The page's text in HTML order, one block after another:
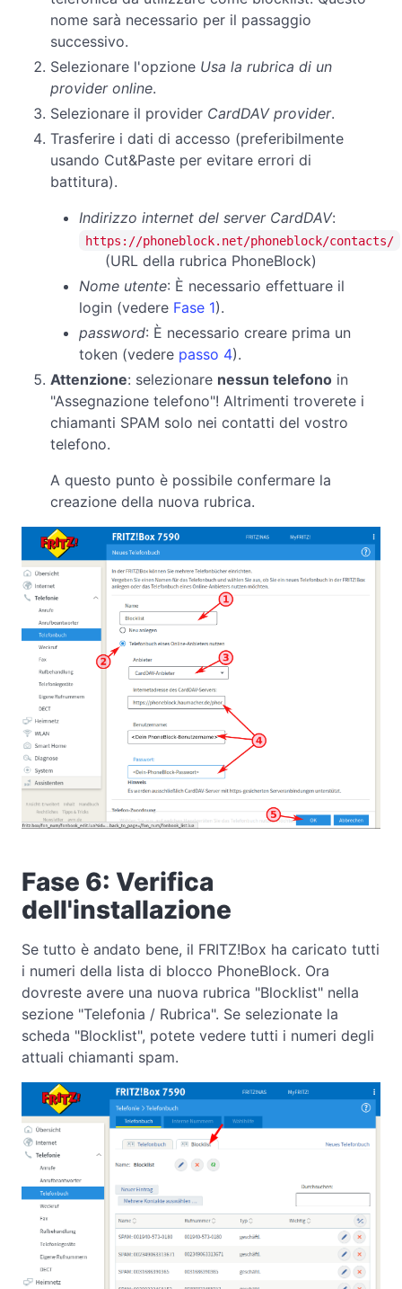
nome sarà necessario per il passaggio
successivo.
Selezionare l'opzione Usa la rubrica di un
provider online.
Selezionare il provider CardDAV provider.
Trasferire i dati di accesso (preferibilmente
usando Cut&Paste per evitare errori di
battitura).
Indirizzo internet del server CardDAV:
https://phoneblock.net/phoneblock/contacts/
(URL della rubrica PhoneBlock)
Nome utente: È necessario effettuare il
login (vedere Fase 1).
password: È necessario creare prima un
token (vedere passo 4).
Attenzione: selezionare nessun telefono in
"Assegnazione telefono"! Altrimenti troverete i
chiamanti SPAM solo nei contatti del vostro
telefono.
A questo punto è possibile confermare la
creazione della nuova rubrica.
Fase 6: Verifica
dell'installazione
Se tutto è andato bene, il FRITZ!Box ha caricato tutti
i numeri della lista di blocco PhoneBlock. Ora
dovreste avere una nuova rubrica "Blocklist" nella
sezione "Telefonia / Rubrica". Se selezionate la
scheda "Blocklist", potete vedere tutti i numeri degli
attuali chiamanti spam.